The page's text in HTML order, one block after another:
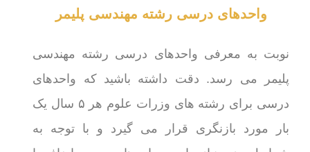
واحدهای درسی رشته مهندسی پلیمر
نوبت به معرفی واحدهای درسی رشته مهندسی
پلیمر می رسد. دقت داشته باشید که واحدهای
درسی برای رشته های وزرات علوم هر ۵ سال یک
بار مورد بازنگری قرار می گیرد و با توجه به